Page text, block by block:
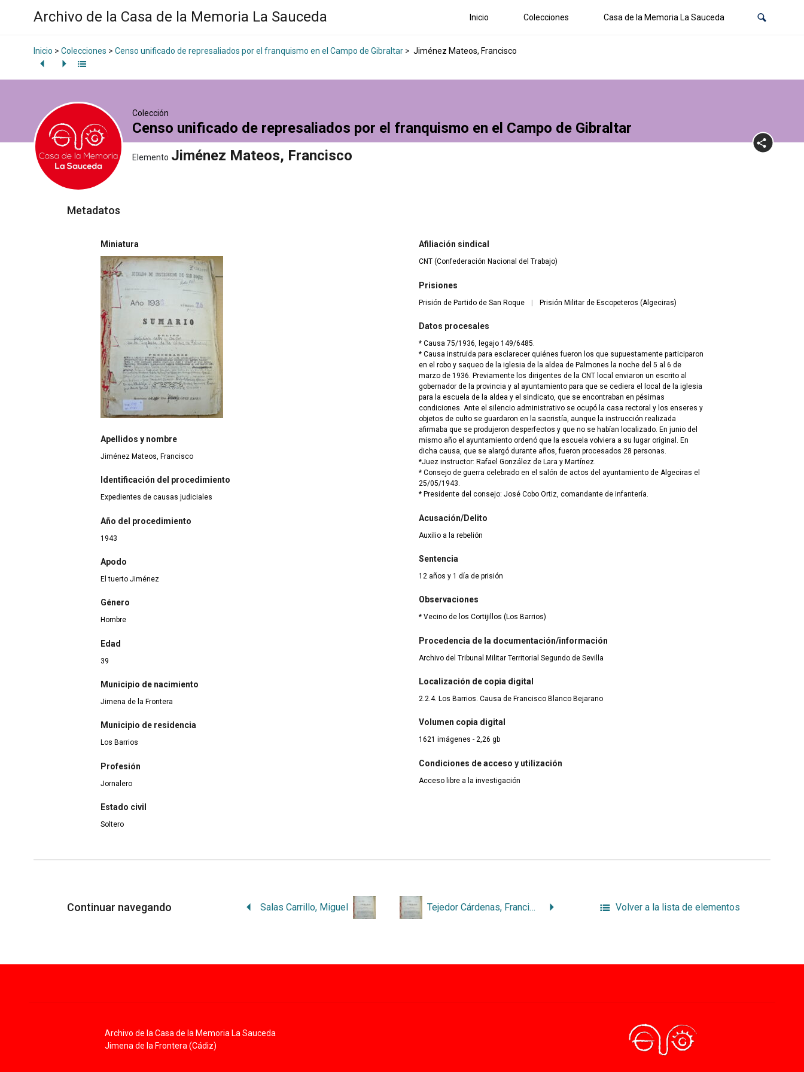
Archivo de la Casa de la Memoria La Sauceda Inicio Colecciones Casa de la Memoria La Sauceda
Inicio > Colecciones > Censo unificado de represaliados por el franquismo en el Campo de Gibraltar > Jiménez Mateos, Francisco
Colección
Censo unificado de represaliados por el franquismo en el Campo de Gibraltar
Elemento Jiménez Mateos, Francisco
Metadatos
Miniatura
Apellidos y nombre
Jiménez Mateos, Francisco
Identificación del procedimiento
Expedientes de causas judiciales
Año del procedimiento
1943
Apodo
El tuerto Jiménez
Género
Hombre
Edad
39
Municipio de nacimiento
Jimena de la Frontera
Municipio de residencia
Los Barrios
Profesión
Jornalero
Estado civil
Soltero
Afiliación sindical
CNT (Confederación Nacional del Trabajo)
Prisiones
Prisión de Partido de San Roque | Prisión Militar de Escopeteros (Algeciras)
Datos procesales
* Causa 75/1936, legajo 149/6485.
* Causa instruida para esclarecer quiénes fueron los que supuestamente participaron
en el robo y saqueo de la iglesia de la aldea de Palmones la noche del 5 al 6 de
marzo de 1936. Previamente los dirigentes de la CNT local enviaron un escrito al
gobernador de la provincia y al ayuntamiento para que se cediera el local de la iglesia
para la escuela de la aldea y el sindicato, que se encontraban en pésimas
condiciones. Ante el silencio administrativo se ocupó la casa rectoral y los enseres y
objetos de culto se guardaron en la sacristía, aunque la instrucción realizada
afirmaba que se produjeron desperfectos y que no se habían localizado. En junio del
mismo año el ayuntamiento ordenó que la escuela volviera a su lugar original. En
dicha causa, que se alargó durante años, fueron procesados 28 personas.
*Juez instructor: Rafael González de Lara y Martínez.
* Consejo de guerra celebrado en el salón de actos del ayuntamiento de Algeciras el
25/05/1943.
* Presidente del consejo: José Cobo Ortiz, comandante de infantería.
Acusación/Delito
Auxilio a la rebelión
Sentencia
12 años y 1 día de prisión
Observaciones
* Vecino de los Cortijillos (Los Barrios)
Procedencia de la documentación/información
Archivo del Tribunal Militar Territorial Segundo de Sevilla
Localización de copia digital
2.2.4. Los Barrios. Causa de Francisco Blanco Bejarano
Volumen copia digital
1621 imágenes - 2,26 gb
Condiciones de acceso y utilización
Acceso libre a la investigación
Continuar navegando Salas Carrillo, Miguel Tejedor Cárdenas, Francisco Volver a la lista de elementos
Archivo de la Casa de la Memoria La Sauceda
Jimena de la Frontera (Cádiz)